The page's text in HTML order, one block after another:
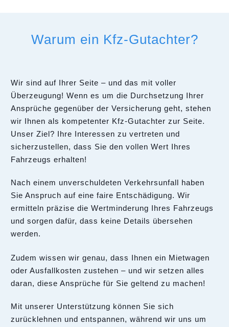
Warum ein Kfz-Gutachter?
Wir sind auf Ihrer Seite – und das mit voller
Überzeugung! Wenn es um die Durchsetzung Ihrer
Ansprüche gegenüber der Versicherung geht, stehen
wir Ihnen als kompetenter Kfz-Gutachter zur Seite.
Unser Ziel? Ihre Interessen zu vertreten und
sicherzustellen, dass Sie den vollen Wert Ihres
Fahrzeugs erhalten!
Nach einem unverschuldeten Verkehrsunfall haben
Sie Anspruch auf eine faire Entschädigung. Wir
ermitteln präzise die Wertminderung Ihres Fahrzeugs
und sorgen dafür, dass keine Details übersehen
werden.
Zudem wissen wir genau, dass Ihnen ein Mietwagen
oder Ausfallkosten zustehen – und wir setzen alles
daran, diese Ansprüche für Sie geltend zu machen!
Mit unserer Unterstützung können Sie sich
zurücklehnen und entspannen, während wir uns um